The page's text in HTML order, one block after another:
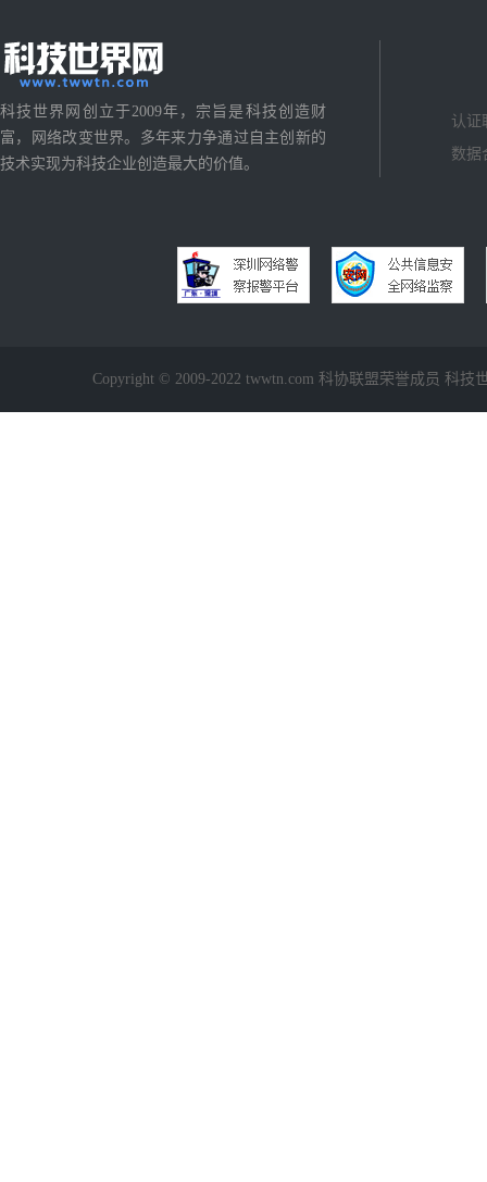
科技世界网创立于2009年，宗旨是科技创造财
富，网络改变世界。多年来力争通过自主创新的
技术实现为科技企业创造最大的价值。
认证
数据
Copyright © 2009-2022 twwtn.com 科协联盟荣誉成员 科